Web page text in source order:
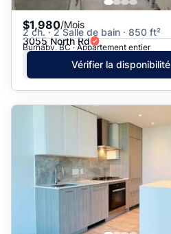
$1,980/Mois
2 ch. · 2 Salle de bain · 850 ft²
3055 North Rd
Burnaby, BC · Appartement entier
Vérifier la disponibilité